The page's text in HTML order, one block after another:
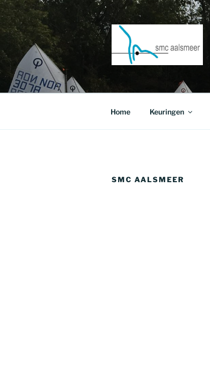
Ga
naar
de
inhoud
Home Keuringen
SMC AALSMEER